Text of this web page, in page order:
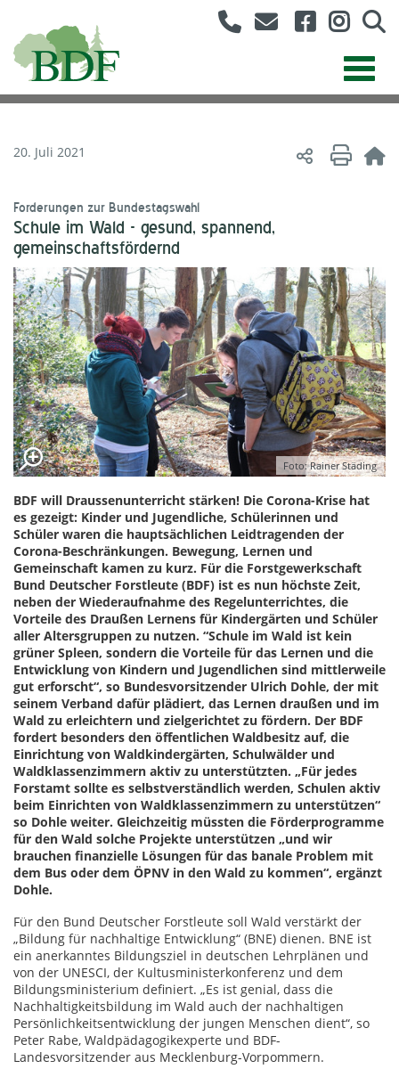
20. Juli 2021
Forderungen zur Bundestagswahl
Schule im Wald - gesund, spannend,
gemeinschaftsfördernd
Foto: Rainer Städing
BDF will Draussenunterricht stärken! Die Corona-Krise hat
es gezeigt: Kinder und Jugendliche, Schülerinnen und
Schüler waren die hauptsächlichen Leidtragenden der
Corona-Beschränkungen. Bewegung, Lernen und
Gemeinschaft kamen zu kurz. Für die Forstgewerkschaft
Bund Deutscher Forstleute (BDF) ist es nun höchste Zeit,
neben der Wiederaufnahme des Regelunterrichtes, die
Vorteile des Draußen Lernens für Kindergärten und Schüler
aller Altersgruppen zu nutzen. “Schule im Wald ist kein
grüner Spleen, sondern die Vorteile für das Lernen und die
Entwicklung von Kindern und Jugendlichen sind mittlerweile
gut erforscht“, so Bundesvorsitzender Ulrich Dohle, der mit
seinem Verband dafür plädiert, das Lernen draußen und im
Wald zu erleichtern und zielgerichtet zu fördern. Der BDF
fordert besonders den öffentlichen Waldbesitz auf, die
Einrichtung von Waldkindergärten, Schulwälder und
Waldklassenzimmern aktiv zu unterstützten. „Für jedes
Forstamt sollte es selbstverständlich werden, Schulen aktiv
beim Einrichten von Waldklassenzimmern zu unterstützen“
so Dohle weiter. Gleichzeitig müssten die Förderprogramme
für den Wald solche Projekte unterstützen „und wir
brauchen finanzielle Lösungen für das banale Problem mit
dem Bus oder dem ÖPNV in den Wald zu kommen“, ergänzt
Dohle.
Für den Bund Deutscher Forstleute soll Wald verstärkt der
„Bildung für nachhaltige Entwicklung“ (BNE) dienen. BNE ist
ein anerkanntes Bildungsziel in deutschen Lehrplänen und
von der UNESCI, der Kultusministerkonferenz und dem
Bildungsministerium definiert. „Es ist genial, dass die
Nachhaltigkeitsbildung im Wald auch der nachhaltigen
Persönlichkeitsentwicklung der jungen Menschen dient“, so
Peter Rabe, Waldpädagogikexperte und BDF-
Landesvorsitzender aus Mecklenburg-Vorpommern.